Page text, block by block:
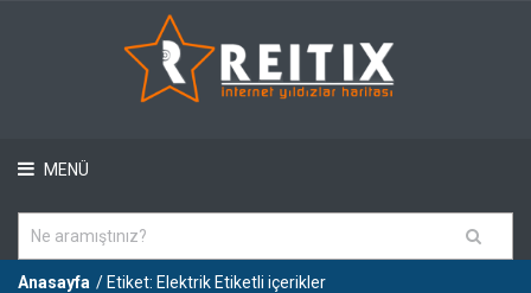
MENÜ
Anasayfa / Etiket: Elektrik Etiketli içerikler